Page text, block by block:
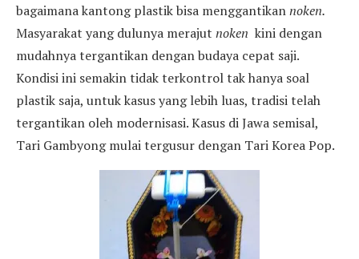
bagaimana kantong plastik bisa menggantikannoken.
Masyarakat yang dulunya merajut noken kini dengan
mudahnya tergantikan dengan budaya cepat saji.
Kondisi ini semakin tidak terkontrol tak hanya soal
plastik saja, untuk kasus yang lebih luas, tradisi telah
tergantikan oleh modernisasi. Kasus di Jawa semisal,
Tari Gambyong mulai tergusur dengan Tari Korea Pop.